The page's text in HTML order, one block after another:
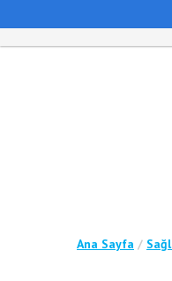
Ana Sayfa /